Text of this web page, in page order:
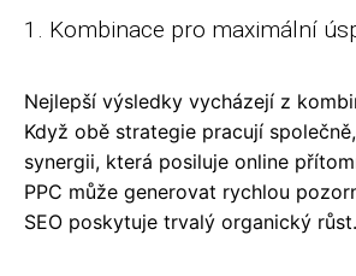
1. Kombinace pro maximální
Nejlepší výsledky vycházejí z
Když obě strategie pracují
synergii, která posiluje online
PPC může generovat rychlou
SEO poskytuje trvalý organický růst.